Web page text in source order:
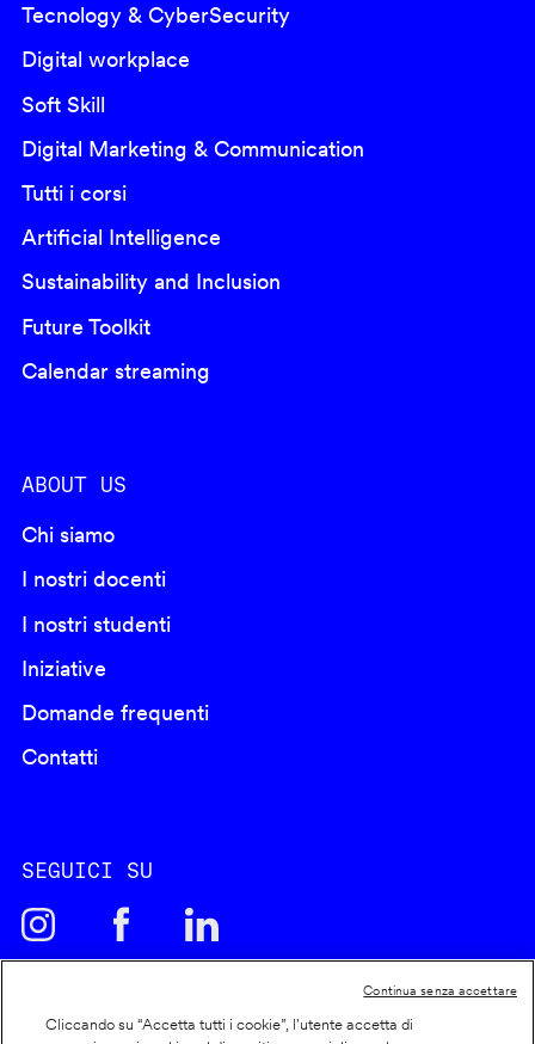
Tecnology & CyberSecurity
Digital workplace
Soft Skill
Digital Marketing & Communication
Tutti i corsi
Artificial Intelligence
Sustainability and Inclusion
Future Toolkit
Calendar streaming
ABOUT US
Chi siamo
I nostri docenti
I nostri studenti
Iniziative
Domande frequenti
Contatti
SEGUICI SU
Cliccando su “Accetta tutti i cookie”, l'utente accetta di
Continua senza accettare